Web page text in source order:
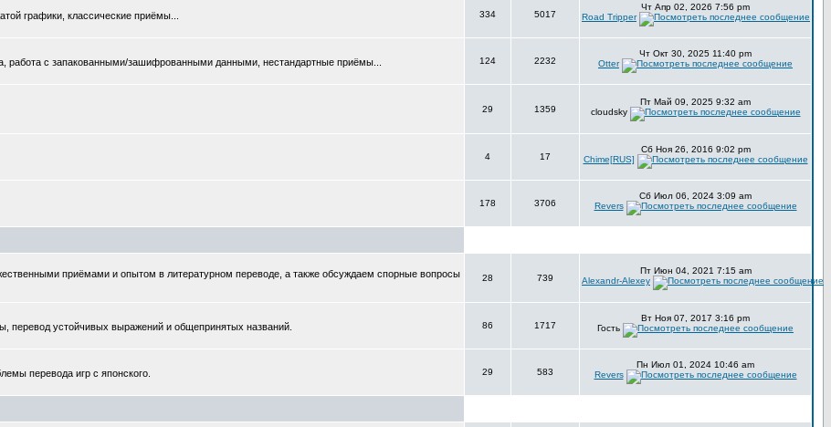
графики, классические приёмы... 334 5017
Чт Апр 02, 2026 7:56 pm
Road Tripper
работа с запакованными/зашифрованными данными, нестандартные приёмы... 124 2232
Чт Окт 30, 2025 11:40 pm
Otter
29 1359
Пт Май 09, 2025 9:32 am
cloudsky
4 17
Сб Ноя 26, 2016 9:02 pm
Chime[RUS]
178 3706
Сб Июл 06, 2024 3:09 am
Revers
приёмами и опытом в литературном переводе, а также обсуждаем спорные вопросы
28 739
Пт Июн 04, 2021 7:15 am
Alexandr-Alexey
устойчивых выражений и общепринятых названий. 86 1717
Вт Ноя 07, 2017 3:16 pm
Гость
перевода игр с японского. 29 583
Пн Июл 01, 2024 10:46 am
Revers